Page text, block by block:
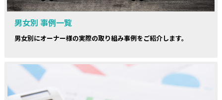
男女別 事例一覧
男女別にオーナー様の実際の取り組み事例をご紹介します。